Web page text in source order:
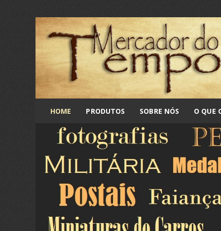
HOME PRODUTOS SOBRE NÓS O QUE